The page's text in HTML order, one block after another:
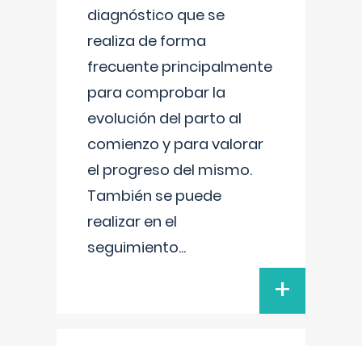
diagnóstico que se
realiza de forma
frecuente principalmente
para comprobar la
evolución del parto al
comienzo y para valorar
el progreso del mismo.
También se puede
realizar en el
seguimiento...
+